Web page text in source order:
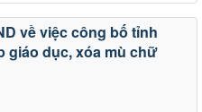
về việc công bố tỉnh
giáo dục, xóa mù chữ